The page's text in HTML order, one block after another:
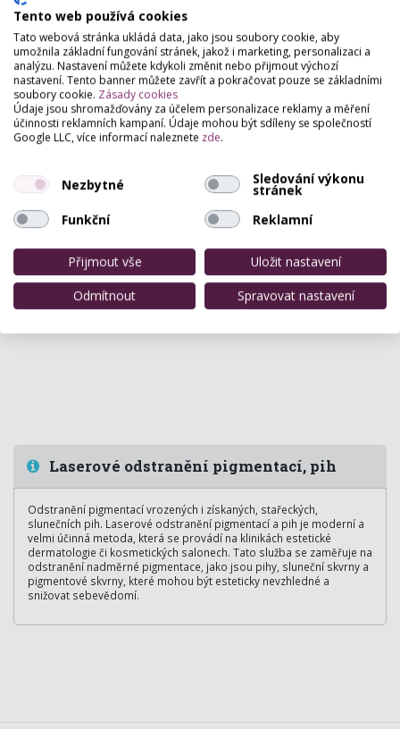
Laserové odstranění pigmentací, pih
Odstranění pigmentací vrozených i získaných, stařeckých,
slunečních pih. Laserové odstranění pigmentací a pih je moderní a
velmi účinná metoda, která se provádí na klinikách estetické
dermatologie či kosmetických salonech. Tato služba se zaměřuje na
odstranění nadměrné pigmentace, jako jsou pihy, sluneční skvrny a
pigmentové skvrny, které mohou být esteticky nevzhledné a
snižovat sebevědomí.
Tento web používá cookies
Tato webová stránka ukládá data, jako jsou soubory cookie, aby
umožnila základní fungování stránek, jakož i marketing, personalizaci a
analýzu. Nastavení můžete kdykoli změnit nebo přijmout výchozí
nastavení. Tento banner můžete zavřít a pokračovat pouze se základními
soubory cookie. Zásady cookies
Údaje jsou shromažďovány za účelem personalizace reklamy a měření
účinnosti reklamních kampaní. Údaje mohou být sdíleny se společností
Google LLC, více informací naleznete zde.
Nezbytné Sledování výkonu
stránek
Funkční
Reklamní
Přijmout vše
Uložit nastavení
Odmítnout
Spravovat nastavení